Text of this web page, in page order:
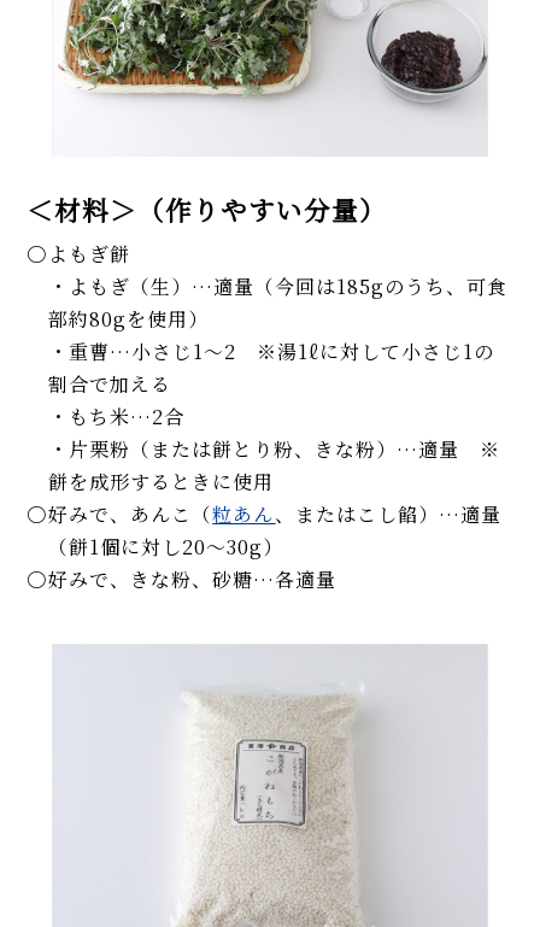
＜材料＞（作りやすい分量）
よもぎ餅
・よもぎ（生）…適量（今回は185gのうち、可食
部約80gを使用）
・重曹…小さじ1～2 ※湯1ℓに対して小さじ1の
割合で加える
・もち米…2合
・片栗粉（または餅とり粉、きな粉）…適量 ※
餅を成形するときに使用
好みで、あんこ（粒あん、またはこし餡）…適量
（餅1個に対し20～30g）
好みで、きな粉、砂糖…各適量